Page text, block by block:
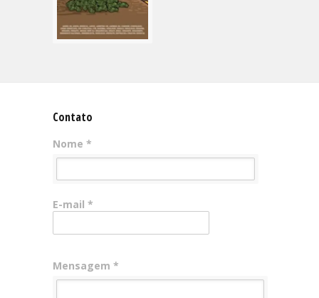
Contato
Nome *
E-mail *
Mensagem *